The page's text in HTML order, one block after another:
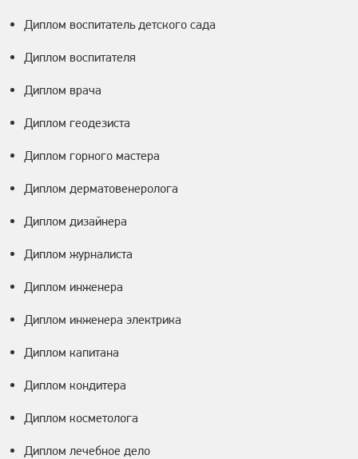
Диплом воспитатель детского сада
Диплом воспитателя
Диплом врача
Диплом геодезиста
Диплом горного мастера
Диплом дерматовенеролога
Диплом дизайнера
Диплом журналиста
Диплом инженера
Диплом инженера электрика
Диплом капитана
Диплом кондитера
Диплом косметолога
Диплом лечебное дело